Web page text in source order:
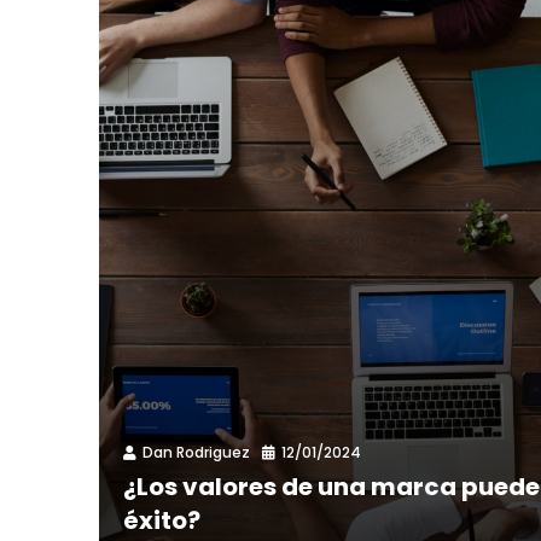
Dan Rodriguez 12/01/2024
¿Los valores de una marca
éxito?